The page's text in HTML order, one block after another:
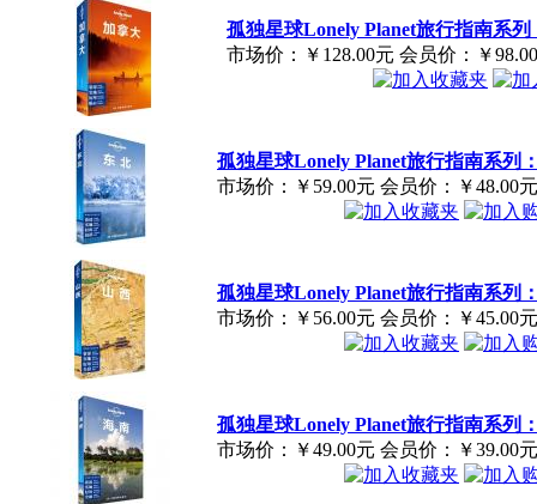
孤独星球Lonely Planet旅行指南系列
市场价：
￥128.00元 会员价： ￥
孤独星球Lonely Planet旅行指南系列
市场价：
￥59.00元 会员价： ￥48.00元
孤独星球Lonely Planet旅行指南系列
市场价：
￥56.00元 会员价： ￥45.00元
孤独星球Lonely Planet旅行指南系列
市场价：
￥49.00元 会员价： ￥39.00元